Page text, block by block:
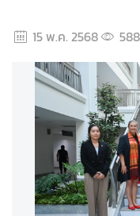
ติ
ด
อ
า
15 พ.ค. 2568 588